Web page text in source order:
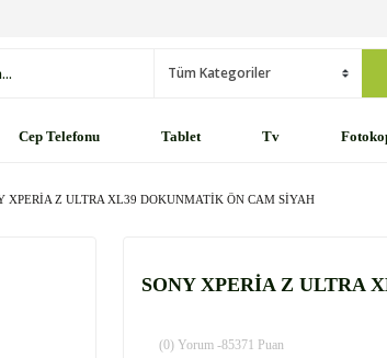
Cep Telefonu Tablet Tv
XPERİA Z ULTRA XL39 DOKUNMATİK ÖN CAM SİYAH
SONY XPERİA Z ULTRA
(0) Yorum -85371 Puan